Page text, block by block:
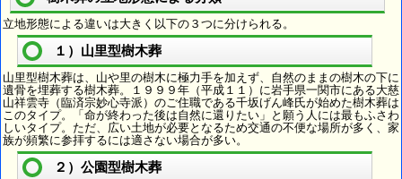
立地形態による違いは大きく以下の３つに分けられる。
１）山里型樹木葬
山里型樹木葬は、山や里の樹木に極力手を加えず、自然のままの樹木の下に
遺骨を埋葬する樹木葬。１９９９年（平成１１）に岩手県一関市にある大慈
山祥雲寺（臨済宗妙心寺派）のご住職である千坂げん峰氏が始めた樹木葬は
このタイプ。「命が終わった後は自然に還りたい」と願う人には最もふさわ
しいタイプ。ただ、広い土地が必要となるため交通の不便な場所が多く、家
族が頻繁に参拝するには適さない場合が多い。
２）公園型樹木葬